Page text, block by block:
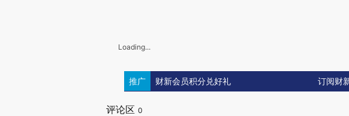
Loading...
推广 财新会员积分兑好礼 订阅财
评论区 0